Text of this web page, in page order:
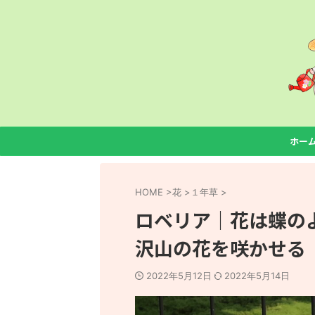
ホー
HOME >花 > １年草 >
ロベリア｜花は蝶
沢山の花を咲かせる
2022年5月12日 2022年5月14日